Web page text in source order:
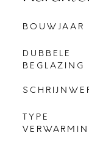
BOUWJAAR
DUBBELE
BEGLAZING
TYPE